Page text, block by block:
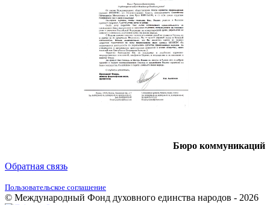
Бюро коммуникаций
Обратная связь
Пользовательское соглашение
© Международный Фонд духовного единства народов - 2026